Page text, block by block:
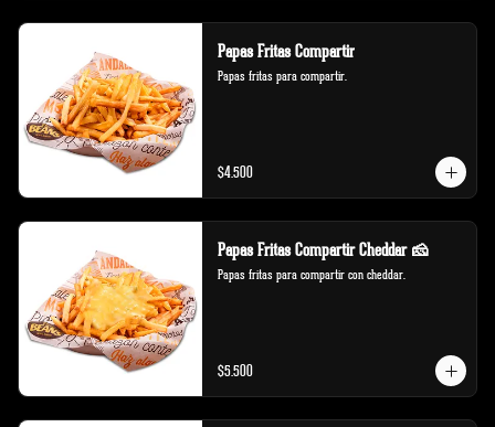
Papas Fritas Compartir
Papas fritas para compartir.
$4.500
Papas Fritas Compartir Cheddar 🧀
Papas fritas para compartir con cheddar.
$5.500